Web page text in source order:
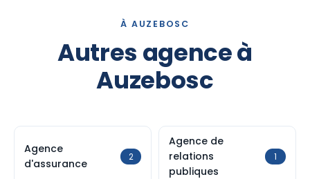
À AUZEBOSC
Autres agence à
Auzebosc
Agence
d'assurance
2
Agence de
relations
publiques
1